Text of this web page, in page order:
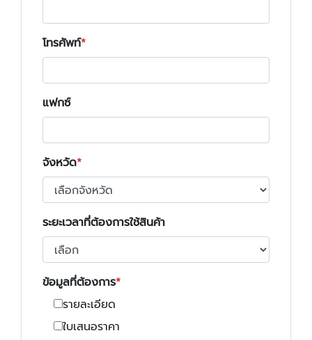
โทรศัพท์
แฟกซ์
จังหวัด
ระยะเวลาที่ต้องการใช้สินค้า
ข้อมูลที่ต้องการ
รายละเอียด
ใบเสนอราคา